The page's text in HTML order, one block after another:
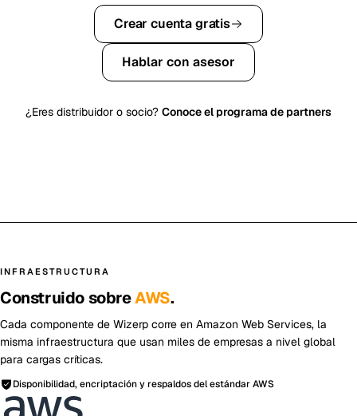
Crear cuenta gratis
Hablar con asesor
¿Eres distribuidor o socio? Conoce el programa de partners
INFRAESTRUCTURA
Construido sobreAWS.
Cada componente de Wizerp corre en Amazon Web Services, la
misma infraestructura que usan miles de empresas a nivel global
para cargas críticas.
Disponibilidad, encriptación y respaldos del estándar AWS